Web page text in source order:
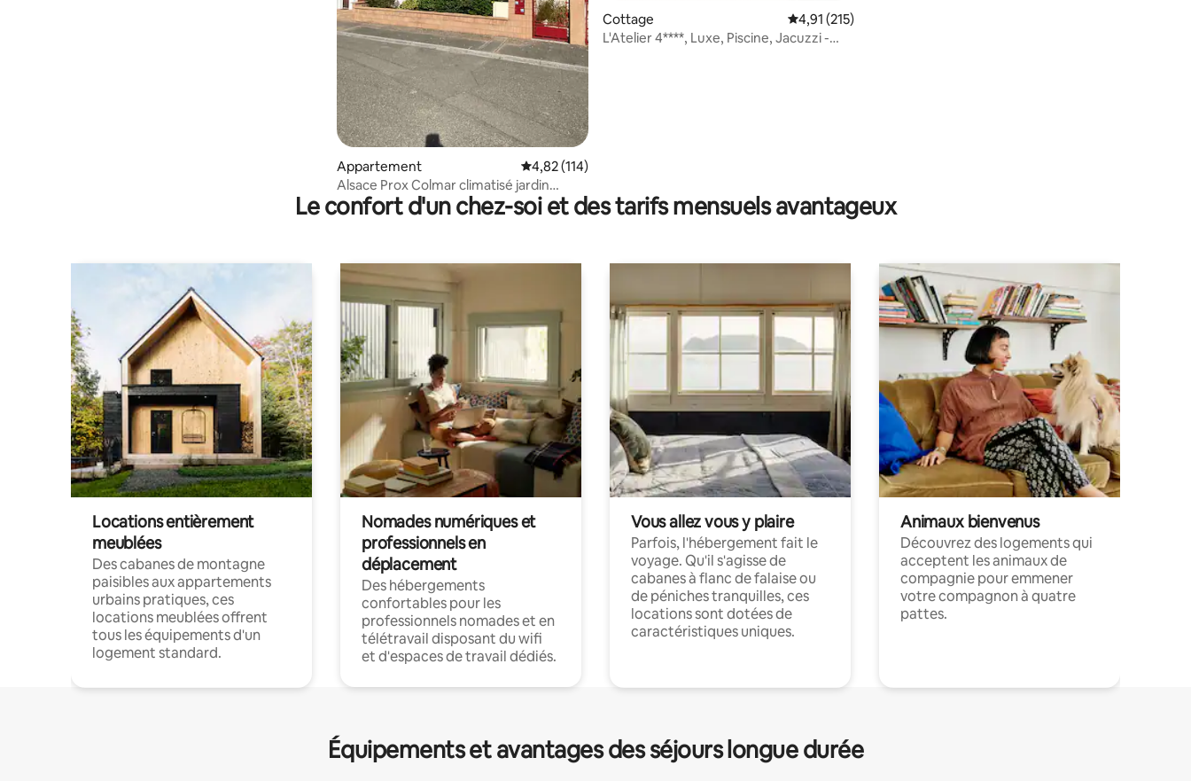
Appartement Évaluation moyenne sur la base de 114 commentaires : 4,82 sur 5
4,82 (114)
Alsace Prox Colmar climatisé jardin
garage moto
Cottage Évaluation moyenne sur la base de 215 commentaires : 4,91 sur 5
4,91 (215)
L'Atelier 4****, Luxe, Piscine, Jacuzzi -
Le confort d'un chez-soi et des tarifs mensuels avantageux
Locations entièrement
meublées
Des cabanes de montagne
paisibles aux appartements
urbains pratiques, ces
locations meublées offrent
tous les équipements d'un
logement standard.
Nomades numériques et
professionnels en
déplacement
Des hébergements
confortables pour les
professionnels nomades et en
télétravail disposant du wifi
et d'espaces de travail dédiés.
Vous allez vous y plaire
Parfois, l'hébergement fait le
voyage. Qu'il s'agisse de
cabanes à flanc de falaise ou
de péniches tranquilles, ces
locations sont dotées de
caractéristiques uniques.
Animaux bienvenus
Découvrez des logements qui
acceptent les animaux de
compagnie pour emmener
votre compagnon à quatre
pattes.
Équipements et avantages des séjours longue durée